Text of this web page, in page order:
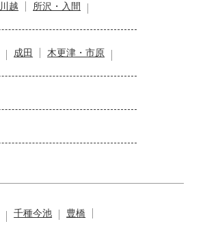
川越
所沢・入間
成田
木更津・市原
千種今池
豊橋